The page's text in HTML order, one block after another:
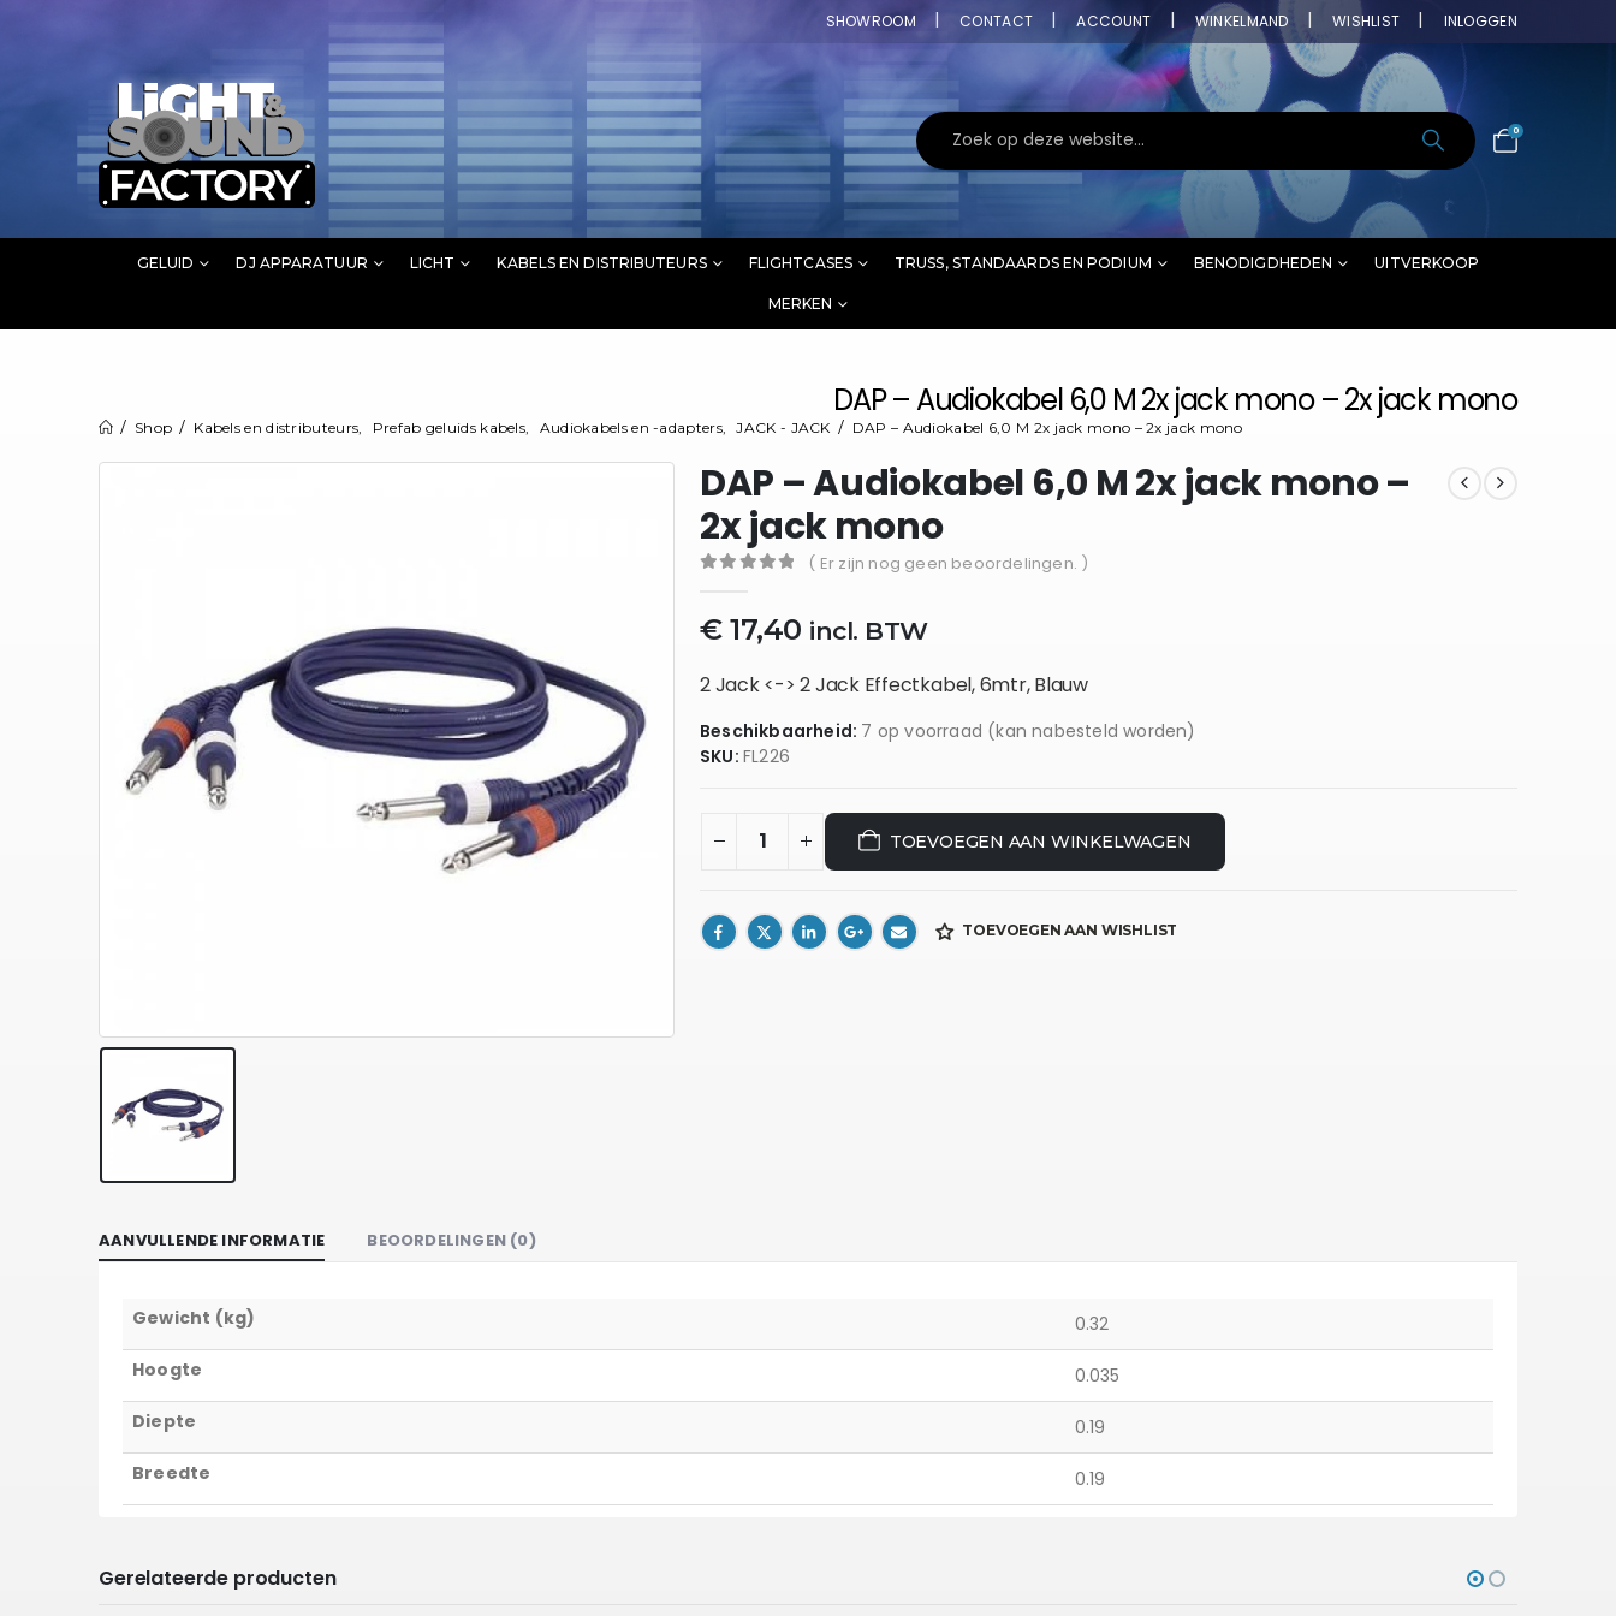
SHOWROOM CONTACT ACCOUNT WINKELMAND WISHLIST INLOGGEN
0
GELUID DJ APPARATUUR LICHT KABELS EN DISTRIBUTEURS FLIGHTCASES TRUSS, STANDAARDS EN PODIUM BENODIGDHEDEN UITVERKOOP
MERKEN
DAP – Audiokabel 6,0 M 2x jack mono – 2x jack mono
Shop Kabels en distributeurs Prefab geluids kabels Audiokabels en -adapters, JACK - JACK DAP – Audiokabel 6,0 M 2x jack mono – 2x jack mono
DAP – Audiokabel 6,0 M 2x jack mono –
2x jack mono
( Er zijn nog geen beoordelingen. )
€17,40 incl. BTW
2 Jack <-> 2 Jack Effectkabel, 6mtr, Blauw
Beschikbaarheid: 7 op voorraad (kan nabesteld worden)
SKU: FL226
TOEVOEGEN AAN WINKELWAGEN
TOEVOEGEN AAN WISHLIST
AANVULLENDE INFORMATIE BEOORDELINGEN (0)
Gewicht (kg)
0.32
Hoogte
0.035
Diepte
0.19
Breedte
0.19
Gerelateerde producten